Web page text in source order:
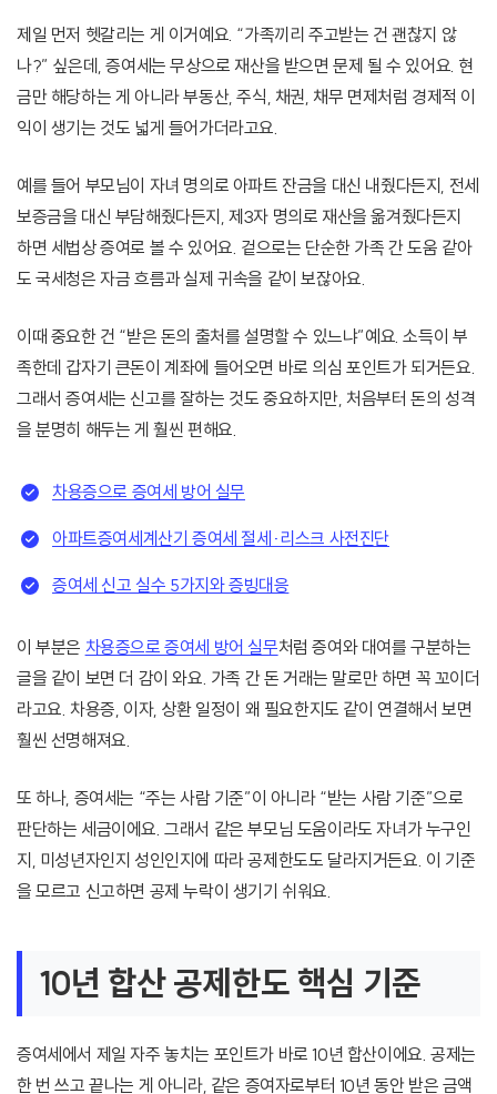
제일 먼저 헷갈리는 게 이거예요. “가족끼리 주고받는 건 괜찮지 않
나?” 싶은데, 증여세는 무상으로 재산을 받으면 문제 될 수 있어요. 현
금만 해당하는 게 아니라 부동산, 주식, 채권, 채무 면제처럼 경제적 이
익이 생기는 것도 넓게 들어가더라고요.
예를 들어 부모님이 자녀 명의로 아파트 잔금을 대신 내줬다든지, 전세
보증금을 대신 부담해줬다든지, 제3자 명의로 재산을 옮겨줬다든지
하면 세법상 증여로 볼 수 있어요. 겉으로는 단순한 가족 간 도움 같아
도 국세청은 자금 흐름과 실제 귀속을 같이 보잖아요.
이때 중요한 건 “받은 돈의 출처를 설명할 수 있느냐”예요. 소득이 부
족한데 갑자기 큰돈이 계좌에 들어오면 바로 의심 포인트가 되거든요.
그래서 증여세는 신고를 잘하는 것도 중요하지만, 처음부터 돈의 성격
을 분명히 해두는 게 훨씬 편해요.
차용증으로 증여세 방어 실무
아파트증여세계산기 증여세 절세·리스크 사전진단
증여세 신고 실수 5가지와 증빙대응
이 부분은 차용증으로 증여세 방어 실무처럼 증여와 대여를 구분하는
글을 같이 보면 더 감이 와요. 가족 간 돈 거래는 말로만 하면 꼭 꼬이더
라고요. 차용증, 이자, 상환 일정이 왜 필요한지도 같이 연결해서 보면
훨씬 선명해져요.
또 하나, 증여세는 “주는 사람 기준”이 아니라 “받는 사람 기준”으로
판단하는 세금이에요. 그래서 같은 부모님 도움이라도 자녀가 누구인
지, 미성년자인지 성인인지에 따라 공제한도도 달라지거든요. 이 기준
을 모르고 신고하면 공제 누락이 생기기 쉬워요.
10년 합산 공제한도 핵심 기준
증여세에서 제일 자주 놓치는 포인트가 바로 10년 합산이에요. 공제는
한 번 쓰고 끝나는 게 아니라, 같은 증여자로부터 10년 동안 받은 금액